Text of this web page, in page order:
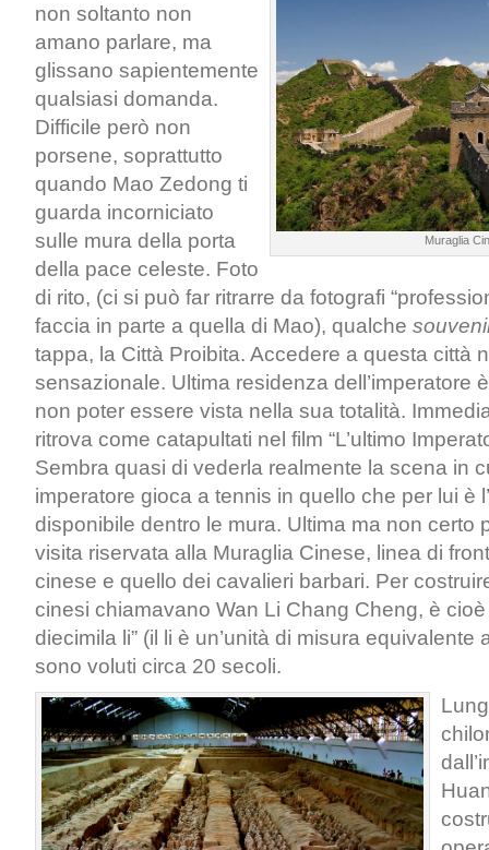
Muraglia
non soltanto non
amano parlare, ma
glissano sapientemente
qualsiasi domanda.
Difficile però non
porsene, soprattutto
quando Mao Zedong ti
guarda incorniciato
sulle mura della porta
della pace celeste. Foto
di rito, (ci si può far ritrarre da fotografi
faccia in parte a quella di Mao), qualche
tappa, la Città Proibita. Accedere a questa città
sensazionale. Ultima residenza dell’imperatore
non poter essere vista nella sua totalità.
ritrova come catapultati nel film “L’ultimo
Sembra quasi di vederla realmente la scena in
imperatore gioca a tennis in quello che per lui è
disponibile dentro le mura. Ultima ma non certo
visita riservata alla Muraglia Cinese, linea di
cinese e quello dei cavalieri barbari. Per
cinesi chiamavano Wan Li Chang Cheng, è cioè
diecimila li” (il li è un’unità di misura equivalente
sono voluti circa 20 secoli.